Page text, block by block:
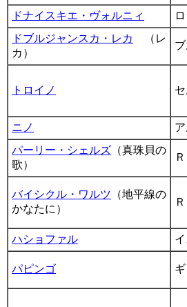
ドナイスキエ・ヴォルニィ
ドブルジャンスカ・レカ
（レ
カ）
トロイノ
ニノ
パーリー・シェルズ （真珠貝の
歌）
バイシクル・ワルツ （地平線の
かなたに）
ハショファル
パピンゴ